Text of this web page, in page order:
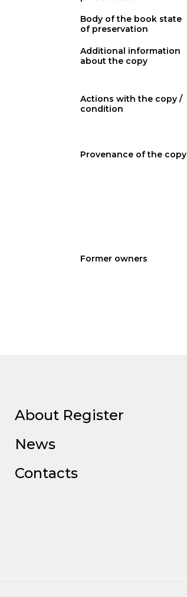
Body of the book state
of preservation
Additional information
about the copy
Actions with the copy /
condition
Provenance of the copy
Former owners
About Register
News
Contacts